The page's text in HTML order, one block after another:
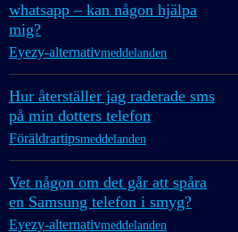
whatsapp – kan någon hjälpa
mig?
Eyezy-alternativmeddelanden
Hur återställer jag raderade sms
på min dotters telefon
Föräldrartipsmeddelanden
Vet någon om det går att spåra
en Samsung telefon i smyg?
Eyezy-alternativmeddelanden